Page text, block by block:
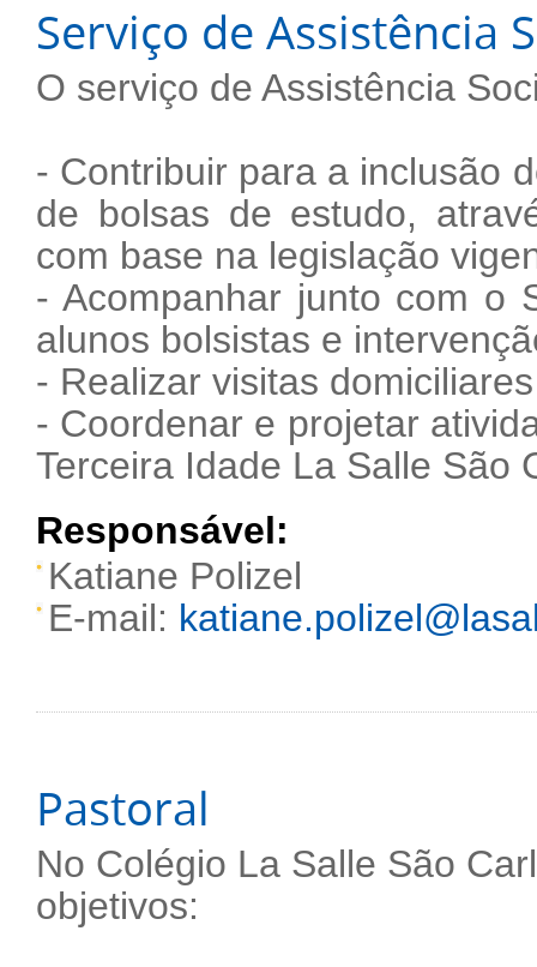
Serviço de Assistência
O serviço de Assistência
- Contribuir para a inclusão
de bolsas de estudo,
com base na legislação
- Acompanhar junto com o
alunos bolsistas e
- Realizar visitas
- Coordenar e projetar
Terceira Idade La Salle São
Responsável:
Katiane Polizel
E-mail:
Pastoral
No Colégio La Salle São
objetivos: